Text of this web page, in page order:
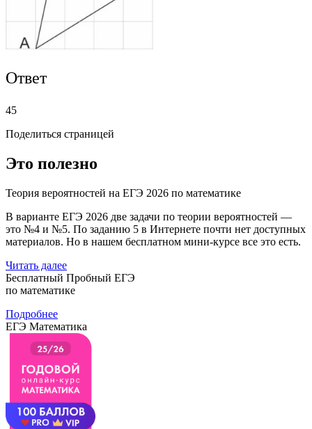
Ответ
45
Поделиться страницей
Это полезно
Теория вероятностей на ЕГЭ 2026 по математике
В варианте ЕГЭ 2026 две задачи по теории вероятностей —
это №4 и №5. По заданию 5 в Интернете почти нет доступных
материалов. Но в нашем бесплатном мини-курсе все это есть.
Читать далее
Бесплатный Пробный ЕГЭ
по математике
Подробнее
ЕГЭ Математика